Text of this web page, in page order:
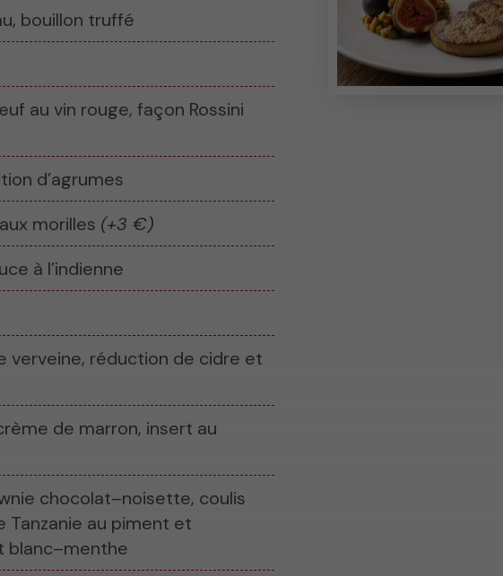
bouillon truffé
au vin rouge, façon Rossini
d’agrumes
morilles (+3 €)
à l’indienne
verveine, réduction de cidre et
de marron, insert au
chocolat–noisette, coulis
Tanzanie au piment et
blanc–menthe